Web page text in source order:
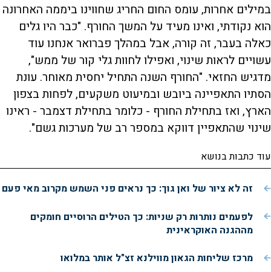
במילים אחרות, עומס החום החריג שחווינו ביממה האחרונה
הוא נקודתי, ואינו מעיד על המשך החורף. "כבר היו גלים
כאלה בעבר, זה קורה, אבל במהלך פברואר אנחנו עוד
עשויים לראות שינוי, ואפילו לחוות גלי קור של ממש",
מדגיש החזאי. "החורף השנה התחיל יחסית מאוחר. עונת
הסתיו התאפיינה ביובש ובמיעוט משקעים, לפחות בצפון
הארץ, ואז בתחילת החורף - כלומר בתחילת דצמבר - ראינו
שינוי שהתאפיין דווקא במספר רב של מערכות גשם".
עוד כתבות בנושא
זה לא ציור של ואן גוך: כך נראים פני השמש מקרוב מאי פעם
לפעמים נותרות רק שניות: כך הטילים הרוסיים חומקים
מההגנה האוקראינית
מרכז שליחות הגאון מווילנא זצ"ל אותר במלואו